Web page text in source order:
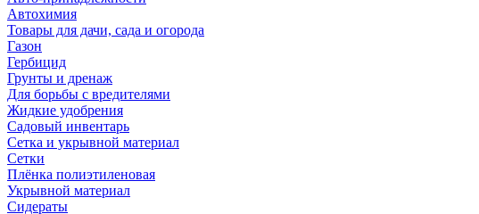
Автохимия
Товары для дачи, сада и огорода
Газон
Гербицид
Грунты и дренаж
Для борьбы с вредителями
Жидкие удобрения
Садовый инвентарь
Сетка и укрывной материал
Сетки
Плёнка полиэтиленовая
Укрывной материал
Сидераты